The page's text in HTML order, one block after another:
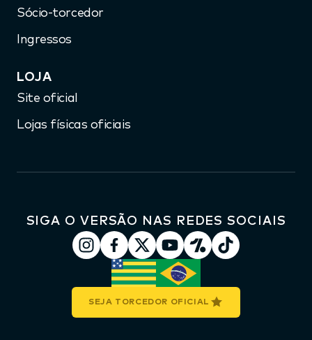
Sócio-torcedor
Ingressos
LOJA
Site oficial
Lojas físicas oficiais
SIGA O VERSÃO NAS REDES SOCIAIS
SEJA TORCEDOR OFICIAL